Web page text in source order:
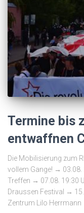
Termine bis
entwaffnen
Die Mobilisierung zum
vollem Gange! → 03.08.
Treffen → 07.08. 19:30
Draussen Festival →
Zentrum Lilo